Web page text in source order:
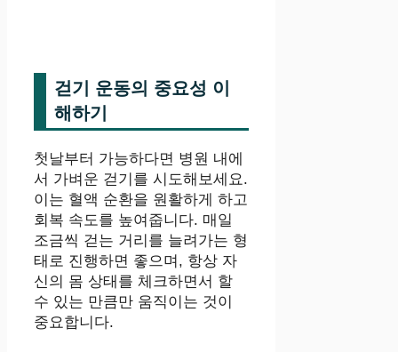
걷기 운동의 중요성 이
해하기
첫날부터 가능하다면 병원 내에
서 가벼운 걷기를 시도해보세요.
이는 혈액 순환을 원활하게 하고
회복 속도를 높여줍니다. 매일
조금씩 걷는 거리를 늘려가는 형
태로 진행하면 좋으며, 항상 자
신의 몸 상태를 체크하면서 할
수 있는 만큼만 움직이는 것이
중요합니다.